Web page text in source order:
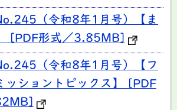
（令和8年1月号）【ま
[PDF形式／3.85MB]
（令和8年1月号）【フ
ッショントピックス】 [PDF